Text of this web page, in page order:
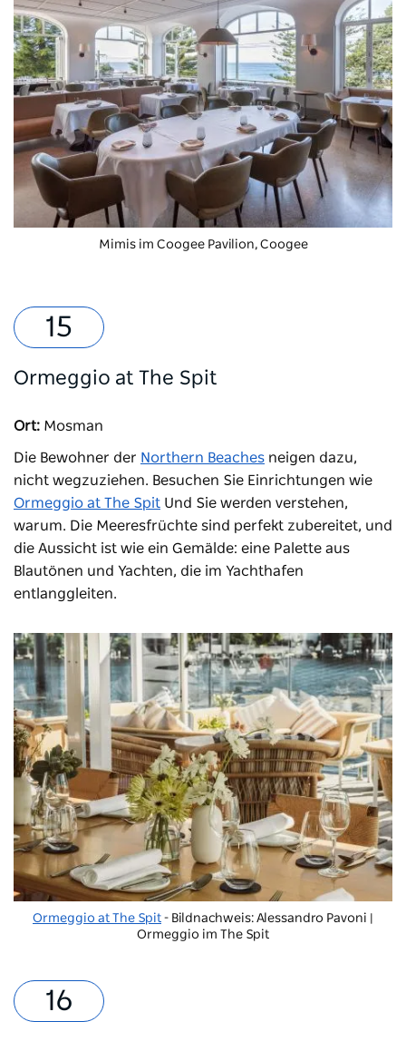
Mimisim Coogee Pavilion, Coogee
Ormeggio at The Spit
Ort: Mosman
Die Bewohner der Northern Beaches neigen dazu,
nicht wegzuziehen. Besuchen Sie Einrichtungen wie
Ormeggio at The Spit Und Sie werden verstehen,
warum. Die Meeresfrüchte sind perfekt zubereitet, und
die Aussicht ist wie ein Gemälde: eine Palette aus
Blautönen und Yachten, die im Yachthafen
entlanggleiten.
Ormeggio at The Spit - Bildnachweis: Alessandro Pavoni |
Ormeggio im The Spit